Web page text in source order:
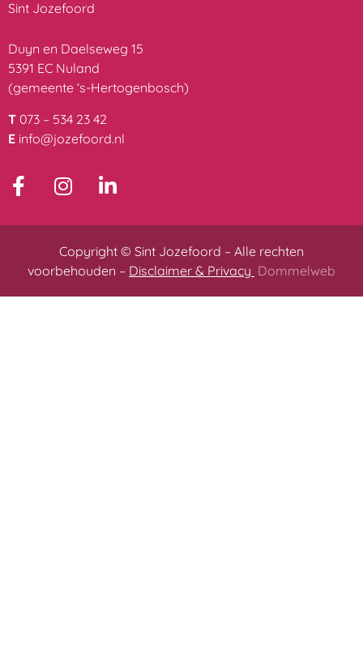
Sint Jozefoord
Duyn en Daelseweg 15
5391 EC Nuland
(gemeente ‘s-Hertogenbosch)
T 073 – 534 23 42
E info@jozefoord.nl
Copyright © Sint Jozefoord – Alle rechten
voorbehouden – Disclaimer & Privacy Dommelweb